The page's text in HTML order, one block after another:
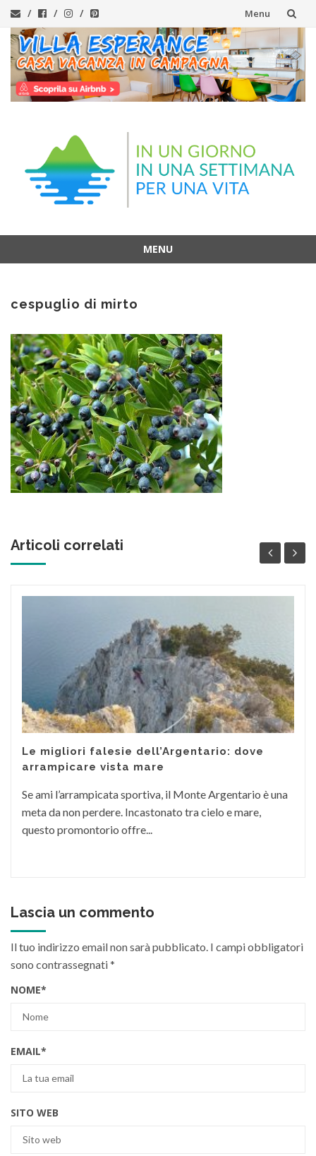
Menu
Vai
al
contenuto
MENU
contenuto
cespuglio di mirto
Articoli correlati
Le migliori falesie dell’Argentario: dove
arrampicare vista mare
Se ami l’arrampicata sportiva, il Monte Argentario è una
meta da non perdere. Incastonato tra cielo e mare,
questo promontorio offre...
Lascia un commento
Il tuo indirizzo email non sarà pubblicato. I campi obbligatori
sono contrassegnati*
NOME*
EMAIL*
SITO WEB